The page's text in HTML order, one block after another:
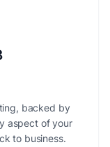
backed by
aspect of your
to business.